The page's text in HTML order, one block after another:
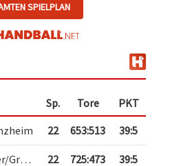
SPIELPLAN
Sp. Tore
PKT
22 653:513 39:5
SG Ottersweier/Großweier 22 725:473 39:5